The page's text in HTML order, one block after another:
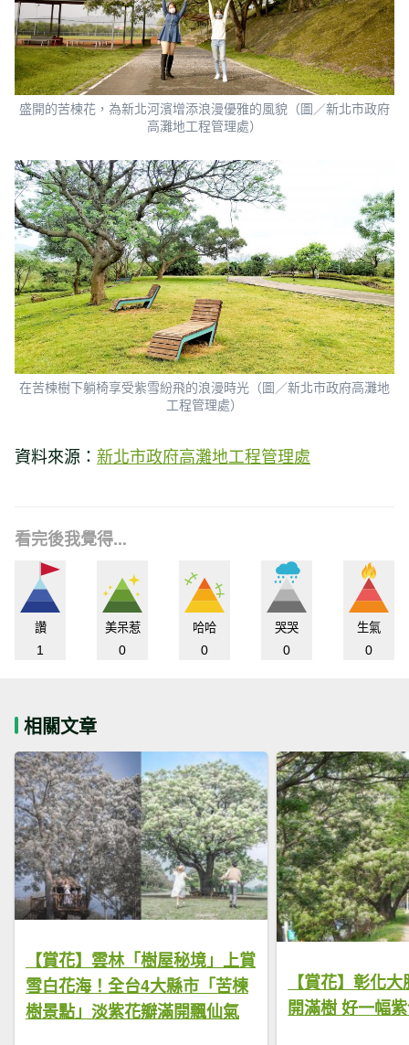
盛開的苦楝花，為新北河濱增添浪漫優雅的風貌（圖／新北市政府
高灘地工程管理處）
在苦楝樹下躺椅享受紫雪紛飛的浪漫時光（圖／新北市政府高灘地
工程管理處）
資料來源： 新北市政府高灘地工程管理處
看完後我覺得...
讚
1
美呆惹
0
哈哈
0
哭哭
0
生氣
0
相關文章
【賞花】雲林「樹屋秘境」上賞
雪白花海！全台4大縣市「苦楝
樹景點」淡紫花瓣滿開飄仙氣
【賞花】彰化
開滿樹 好一幅